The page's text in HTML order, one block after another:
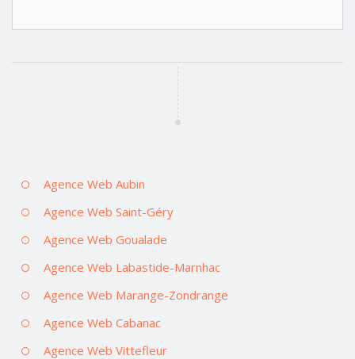
Agence Web Aubin
Agence Web Saint-Géry
Agence Web Goualade
Agence Web Labastide-Marnhac
Agence Web Marange-Zondrange
Agence Web Cabanac
Agence Web Vittefleur